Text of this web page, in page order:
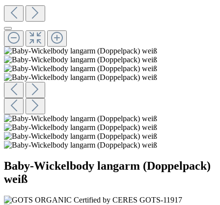
Baby-Wickelbody langarm (Doppelpack)
weiß